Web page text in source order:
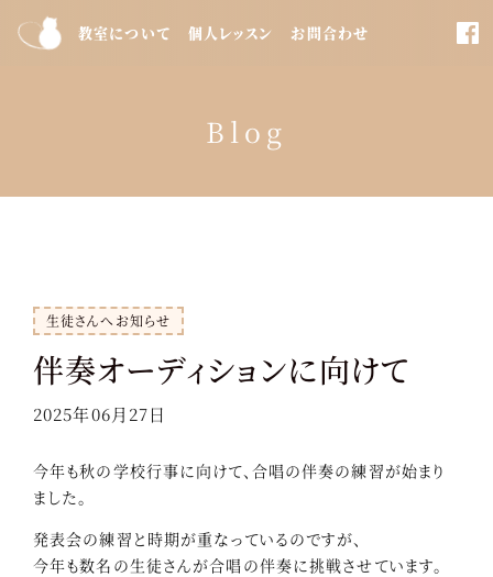
教室について 個人レッスン お問合わせ
Blog
生徒さんへお知らせ
伴奏オーディションに向けて
2025年06月27日
今年も秋の学校行事に向けて、合唱の伴奏の練習が始まり
ました。
発表会の練習と時期が重なっているのですが、
今年も数名の生徒さんが合唱の伴奏に挑戦させています。